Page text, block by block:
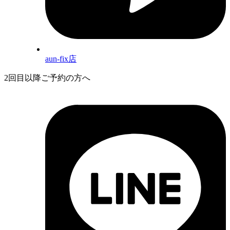
aun-fix店
2回目以降ご予約の方へ